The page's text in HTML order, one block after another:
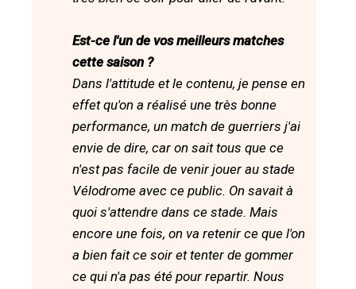
Est-ce l'un de vos meilleurs matches
cette saison ?
Dans l'attitude et le contenu, je pense en
effet qu'on a réalisé une très bonne
performance, un match de guerriers j'ai
envie de dire, car on sait tous que ce
n'est pas facile de venir jouer au stade
Vélodrome avec ce public. On savait à
quoi s'attendre dans ce stade. Mais
encore une fois, on va retenir ce que l'on
a bien fait ce soir et tenter de gommer
ce qui n'a pas été pour repartir. Nous